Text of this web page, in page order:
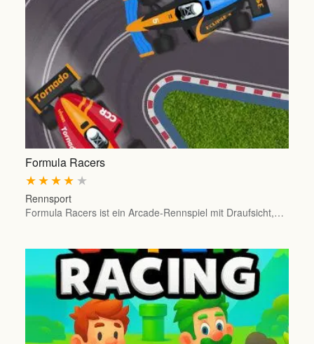
Formula Racers
★
★
★
★
★
Rennsport
Formula Racers ist ein Arcade-Rennspiel mit Draufsicht,…